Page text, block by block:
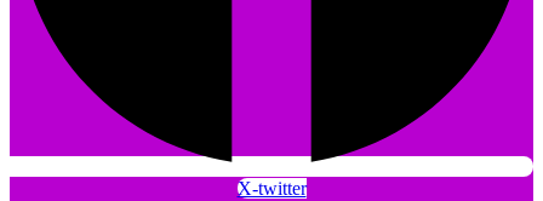
X-twitter